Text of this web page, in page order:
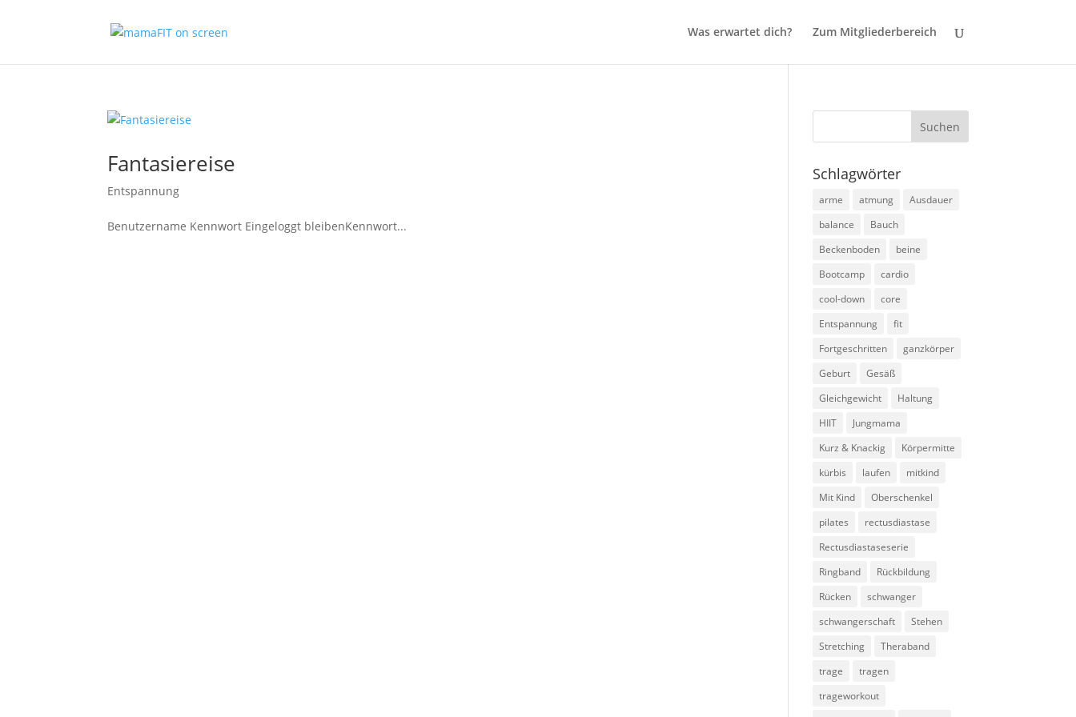
Was erwartet dich? Zum Mitgliederbereich
Fantasiereise
Entspannung
Benutzername Kennwort Eingeloggt bleibenKennwort...
Schlagwörter
arme atmung
Ausdauer
balance
Bauch
Beckenboden
beine
Bootcamp
cardio
cool-down
core
Entspannung
fit
Fortgeschritten
ganzkörper
Geburt
Gesäß
Gleichgewicht
Haltung
HIIT
Jungmama
Kurz & Knackig
Körpermitte
kürbis
laufen
mitkind
Mit Kind
Oberschenkel
pilates
rectusdiastase
Rectusdiastaseserie
Ringband
Rückbildung
Rücken
schwanger
schwangerschaft
Stehen
Stretching
Theraband
trage
tragen
trageworkout